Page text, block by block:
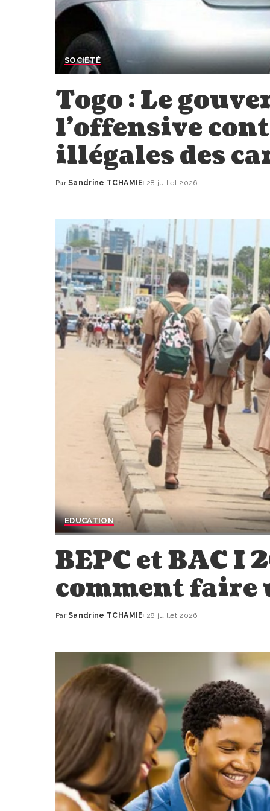
SOCIÉTÉ
Togo : Le
l’offensive
illégales des
Publié
Par Sandrine TCHAMIE 28 juillet 2026
EDUCATION
BEPC et BAC I
comment faire
Publié
Par Sandrine TCHAMIE 28 juillet 2026